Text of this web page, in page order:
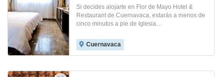
Si decides alojarte en Flor de Mayo Hotel &
Restaurant de Cuernavaca, estarás a menos de
cinco minutos a pie de Iglesia...
Cuernavaca